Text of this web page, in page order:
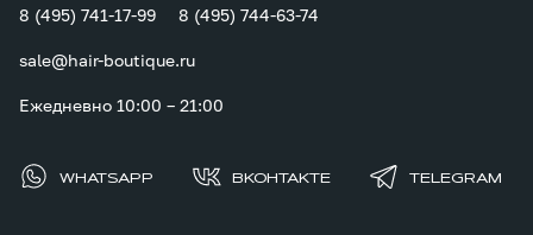
8 (495) 741-17-99 8 (495) 744-63-74
sale@hair-boutique.ru
Ежедневно 10:00 – 21:00
WHATSAPP ВКОНТАКТЕ TELEGRAM